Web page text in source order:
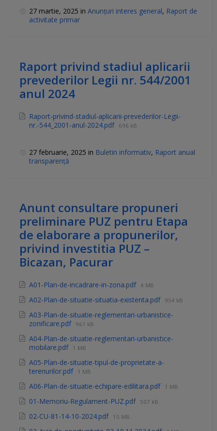
27 martie, 2025 in Anunțuri interes general, Raport de
activitate primar
Raport privind stadiul aplicarii
prevederilor Legii nr. 544/2001
anul 2024
Raport-privind-stadiul-aplicarii-prevederilor-Legii-
nr.-544_2001-anul-2024.pdf 696 kB
27 februarie, 2025 in Buletin informativ, Raport anual
transparență
Anunt consultare propuneri
preliminare PUZ pentru Etapa
de elaborare a propunerilor,
privind investitia PUZ –
Bicazan, Pacurar
A01-Plan-de-incadrare-in-zona.pdf 4 MB
A02-Plan-de-situatie-situatia-existenta.pdf 954 kB
A03-Plan-de-situatie-reglementari-urbanistice-
zonificare.pdf 961 kB
A04-Plan-de-situatie-reglementari-urbanistice-
mobilare.pdf 1 MB
A05-Plan-de-situatie-tipul-de-proprietate-a-
terenurilor.pdf 1 MB
A06-Plan-de-situatie-echipare-edilitara.pdf 1 MB
01-Memoriu-Regulament-PUZ.pdf 507 kB
02-CU-81-14-10-2024.pdf 15 MB